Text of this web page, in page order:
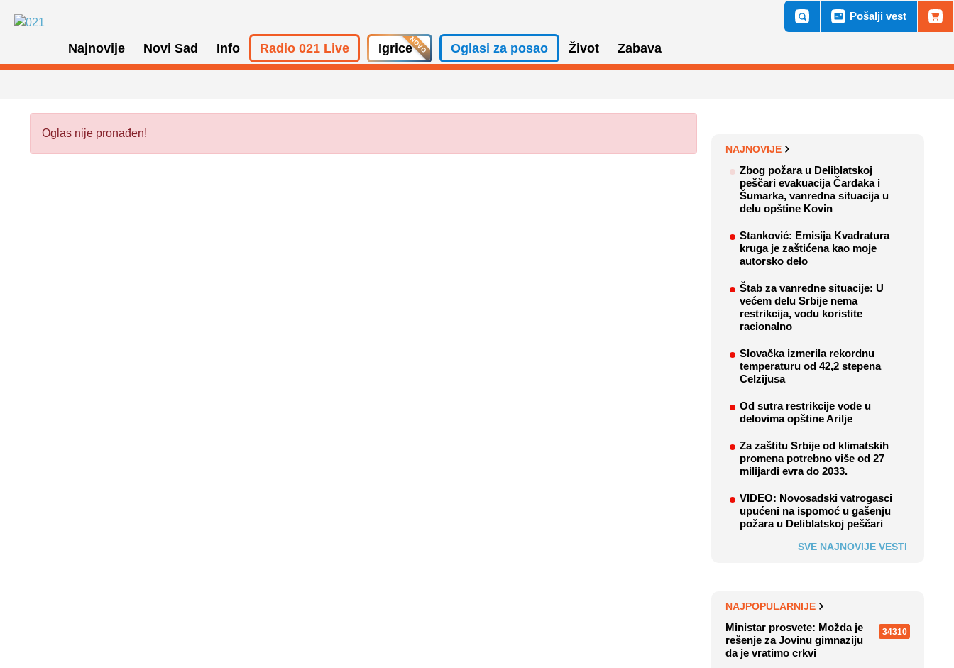
Najnovije Novi Sad Info Radio 021 Live Igrice Oglasi za posao Život Zabava
Pošalji vest
Oglas nije pronađen!
NAJNOVIJE
Zbog požara u Deliblatskoj
peščari evakuacija Čardaka i
Šumarka, vanredna situacija u
delu opštine Kovin
Stanković: Emisija Kvadratura
kruga je zaštićena kao moje
autorsko delo
Štab za vanredne situacije: U
većem delu Srbije nema
restrikcija, vodu koristite
racionalno
Slovačka izmerila rekordnu
temperaturu od 42,2 stepena
Celzijusa
Od sutra restrikcije vode u
delovima opštine Arilje
Za zaštitu Srbije od klimatskih
promena potrebno više od 27
milijardi evra do 2033.
VIDEO: Novosadski vatrogasci
upućeni na ispomoć u gašenju
požara u Deliblatskoj peščari
SVE NAJNOVIJE VESTI
NAJPOPULARNIJE
Ministar prosvete: Možda je
rešenje za Jovinu gimnaziju
da je vratimo crkvi
34310